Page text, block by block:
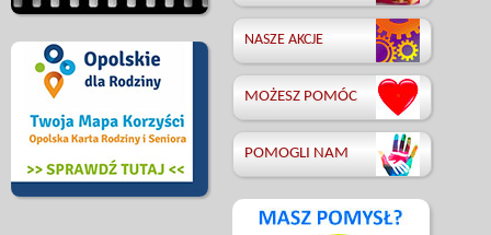
NASZE AKCJE
MOŻESZ POMÓC
POMOGLI NAM